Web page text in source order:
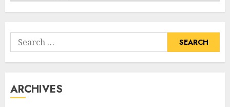
Tumbuhan
Search
for:
ARCHIVES